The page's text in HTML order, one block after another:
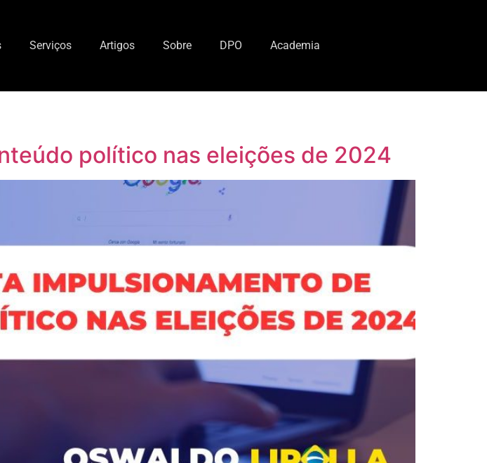
Serviços Artigos Sobre DPO Academia
político nas eleições de 2024